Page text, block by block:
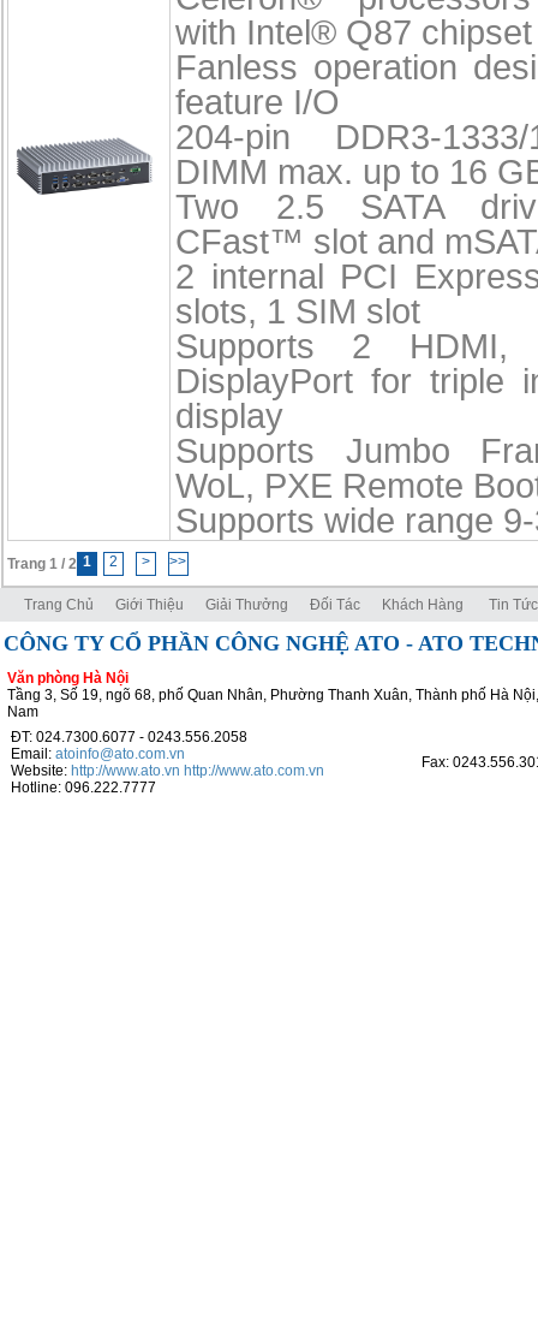
with Intel® Q87 chipset
Fanless operation
feature I/O
204-pin DDR3-
DIMM max. up to 16
Two 2.5 SATA
CFast™ slot and
2 internal PCI
slots, 1 SIM slot
Supports 2 HDMI,
DisplayPort for triple
display
Supports Jumbo
WoL, PXE Remote
Supports wide range
Trang 1 / 2 1 2 > >>
Trang Chủ Giới Thiệu Giải Thưởng Đối Tác Khách Hàng Tin Tức
CÔNG TY CỔ PHẦN CÔNG NGHỆ ATO - ATO
Văn phòng Hà Nội
Tầng 3, Số 19, ngõ 68, phố Quan Nhân, Phường Thanh Xuân, Thành phố Hà
Nam
ĐT: 024.7300.6077 - 0243.556.2058
Email: atoinfo@ato.com.vn
Website: http://www.ato.vn http://www.ato.com.vn
Hotline: 096.222.7777
Fax: